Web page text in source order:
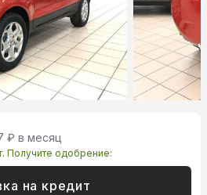
₽ в месяц
Получите одобрение:
на кредит